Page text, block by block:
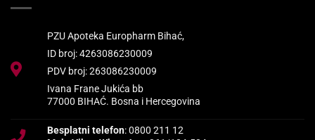
PZU Apoteka Europharm Bihać,
ID broj: 4263086230009
PDV broj: 263086230009
Ivana Frane Jukića bb
77000 BIHAĆ. Bosna i Hercegovina
Besplatni telefon: 0800 211 12